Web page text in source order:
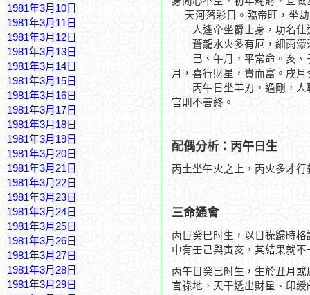
1981年3月10日
1981年3月11日
1981年3月12日
1981年3月13日
1981年3月14日
1981年3月15日
1981年3月16日
1981年3月17日
1981年3月18日
1981年3月19日
1981年3月20日
1981年3月21日
1981年3月22日
1981年3月23日
1981年3月24日
1981年3月25日
1981年3月26日
1981年3月27日
1981年3月28日
1981年3月29日
天河落彩日。臨帝旺，坐劫
人逢帝坐爵士身，功名仕
蒼龍水火多有厄，細雨濛
巳、午月，平常命。亥、
月，喜行財星，貴而富。戌
丙午日坐羊刃，過剛，人
官則不善終。
配偶分析：丙午日生
丙土坐午火之上，丙火多才
三命通會
丙日癸巳时生，以日祿歸時
中有壬己與寅亥，其結果就
丙午日癸巳时生，生於丑月
官祿地，天干透出財星、印